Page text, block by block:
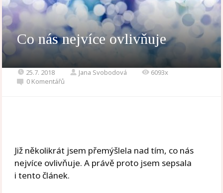
Co nás nejvíce ovlivňuje
25.7. 2018 Jana Svobodová
6093x
0 Komentářů
Již několikrát jsem přemýšlela nad tím, co nás
nejvíce ovlivňuje. A právě proto jsem sepsala
i tento článek.